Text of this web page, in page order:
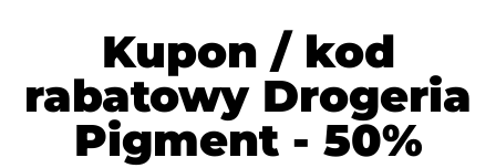
Kupon / kod
rabatowy Drogeria
Pigment - 50%